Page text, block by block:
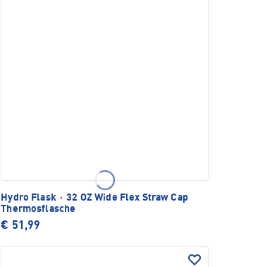
Hydro Flask · 32 OZ Wide Flex Straw Cap
Thermosflasche
€ 51,99